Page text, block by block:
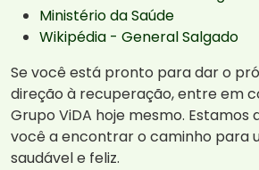
Ministério da Saúde
Wikipédia - General Salgado
Se você está pronto para dar o
direção à recuperação, entre em
Grupo ViDA hoje mesmo. Estamos
você a encontrar o caminho para
saudável e feliz.